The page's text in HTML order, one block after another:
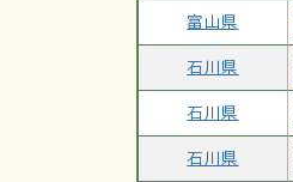
富山県
石川県
石川県
石川県